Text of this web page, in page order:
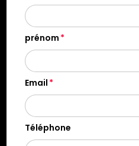
prénom
Email
Téléphone